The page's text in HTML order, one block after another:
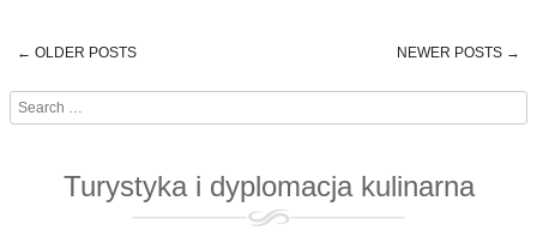
Post navigation
← OLDER POSTS NEWER POSTS →
Search
Turystyka i dyplomacja kulinarna